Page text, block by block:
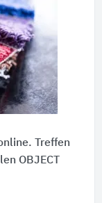
Treffen
OBJECT